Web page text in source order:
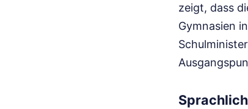
zeigt, dass
Gymnasien